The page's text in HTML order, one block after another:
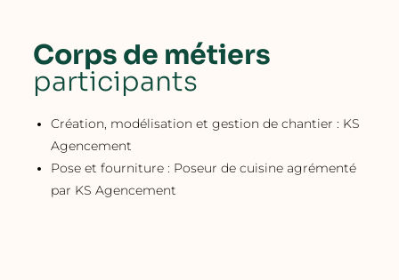
Corps de métiers
participants
Création, modélisation et gestion de chantier : KS
Agencement
Pose et fourniture : Poseur de cuisine agrémenté
par KS Agencement